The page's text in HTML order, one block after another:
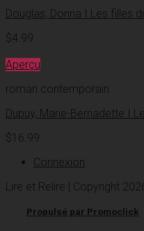
Douglas, Donna I Les filles
$4.99
Aperçu
roman contemporain
Dupuy, Marie-Bernadette I
$16.99
Connexion
Lire et Relire | Copyright
Propulsé par Promoclick